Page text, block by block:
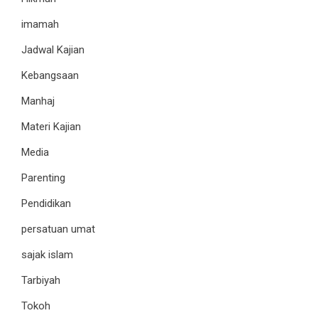
imamah
Jadwal Kajian
Kebangsaan
Manhaj
Materi Kajian
Media
Parenting
Pendidikan
persatuan umat
sajak islam
Tarbiyah
Tokoh